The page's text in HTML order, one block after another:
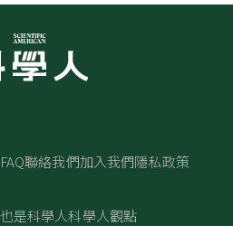
聯絡我們加入我們隱私政策
是科學人科學人觀點